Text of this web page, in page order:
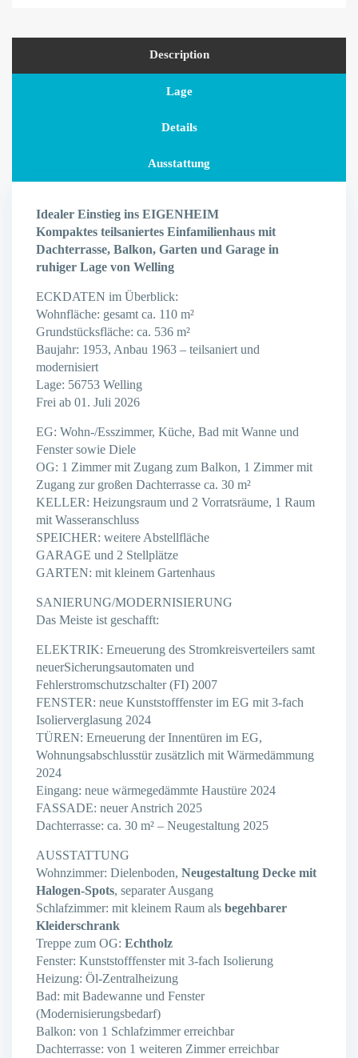
Description
Lage
Details
Ausstattung
Idealer Einstieg ins EIGENHEIM
Kompaktes teilsaniertes Einfamilienhaus mit
Dachterrasse, Balkon, Garten und Garage in
ruhiger Lage von Welling
ECKDATEN im Überblick:
Wohnfläche: gesamt ca. 110 m²
Grundstücksfläche: ca. 536 m²
Baujahr: 1953, Anbau 1963 – teilsaniert und
modernisiert
Lage: 56753 Welling
Frei ab 01. Juli 2026
EG: Wohn-/Esszimmer, Küche, Bad mit Wanne und
Fenster sowie Diele
OG: 1 Zimmer mit Zugang zum Balkon, 1 Zimmer mit
Zugang zur großen Dachterrasse ca. 30 m²
KELLER: Heizungsraum und 2 Vorratsräume, 1 Raum
mit Wasseranschluss
SPEICHER: weitere Abstellfläche
GARAGE und 2 Stellplätze
GARTEN: mit kleinem Gartenhaus
SANIERUNG/MODERNISIERUNG
Das Meiste ist geschafft:
ELEKTRIK: Erneuerung des Stromkreisverteilers samt
neuerSicherungsautomaten und
Fehlerstromschutzschalter (FI) 2007
FENSTER: neue Kunststofffenster im EG mit 3-fach
Isolierverglasung 2024
TÜREN: Erneuerung der Innentüren im EG,
Wohnungsabschlusstür zusätzlich mit Wärmedämmung
2024
Eingang: neue wärmegedämmte Haustüre 2024
FASSADE: neuer Anstrich 2025
Dachterrasse: ca. 30 m² – Neugestaltung 2025
AUSSTATTUNG
Wohnzimmer: Dielenboden,Neugestaltung Decke mit
Halogen-Spots, separater Ausgang
Schlafzimmer: mit kleinem Raum alsbegehbarer
Kleiderschrank
Treppe zum OG:Echtholz
Fenster: Kunststofffenster mit 3-fach Isolierung
Heizung: Öl-Zentralheizung
Bad: mit Badewanne und Fenster
(Modernisierungsbedarf)
Balkon: von 1 Schlafzimmer erreichbar
Dachterrasse: von 1 weiteren Zimmer erreichbar